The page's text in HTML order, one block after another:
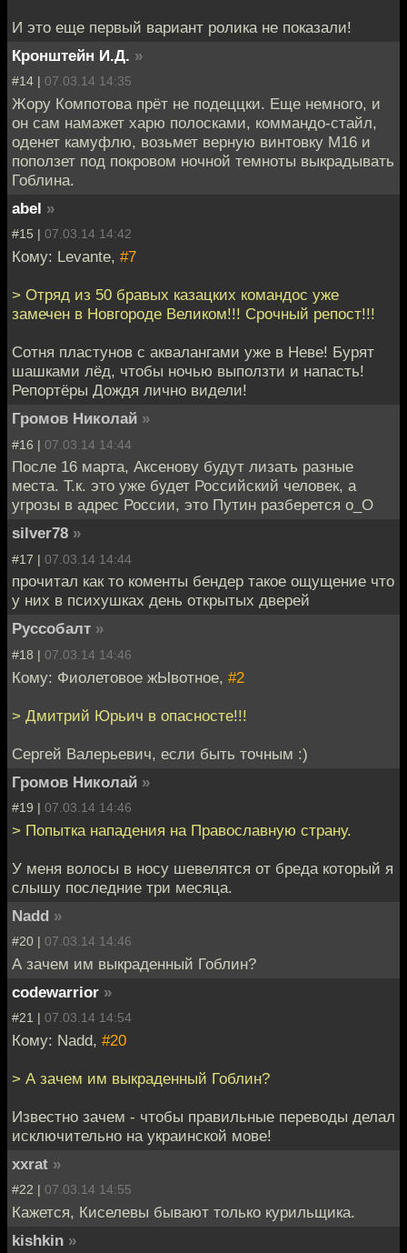
И это еще первый вариант ролика не показали!
Кронштейн И.Д. »
#14 | 07.03.14 14:35
Жору Компотова прёт не подеццки. Еще немного, и
он сам намажет харю полосками, коммандо-стайл,
оденет камуфлю, возьмет верную винтовку М16 и
поползет под покровом ночной темноты выкрадывать
Гоблина.
abel »
#15 | 07.03.14 14:42
Кому: Levante, #7
> Отряд из 50 бравых казацких командос уже
замечен в Новгороде Великом!!! Срочный репост!!!
Сотня пластунов с аквалангами уже в Неве! Бурят
шашками лёд, чтобы ночью выползти и напасть!
Репортёры Дождя лично видели!
Громов Николай »
#16 | 07.03.14 14:44
После 16 марта, Аксенову будут лизать разные
места. Т.к. это уже будет Российский человек, а
угрозы в адрес России, это Путин разберется о_О
silver78 »
#17 | 07.03.14 14:44
прочитал как то коменты бендер такое ощущение что
у них в психушках день открытых дверей
Руссобалт »
#18 | 07.03.14 14:46
Кому: Фиолетовое жЫвотное, #2
> Дмитрий Юрьич в опасносте!!!
Сергей Валерьевич, если быть точным :)
Громов Николай »
#19 | 07.03.14 14:46
> Попытка нападения на Православную страну.
У меня волосы в носу шевелятся от бреда который я
слышу последние три месяца.
Nadd »
#20 | 07.03.14 14:46
А зачем им выкраденный Гоблин?
codewarrior »
#21 | 07.03.14 14:54
Кому: Nadd, #20
> А зачем им выкраденный Гоблин?
Известно зачем - чтобы правильные переводы делал
исключительно на украинской мове!
xxrat »
#22 | 07.03.14 14:55
Кажется, Киселевы бывают только курильщика.
kishkin »